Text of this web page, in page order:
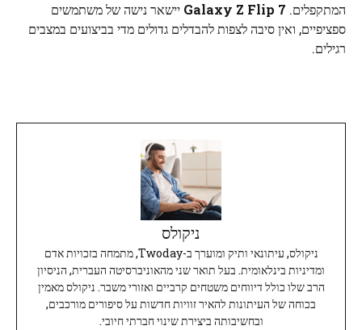
המתקפלים. Galaxy Z Flip 7 יישאר נישה של משתמשים
ספציפיים, ואין סיבה לצפות להבדלים גדולים מדי בביצועים במצבים
רגילים.
ניקולס
ניקולס, עיתונאי ותיק ומוערך ב-Twoday, מתמחה בזכויות אדם
ומדיניות בינלאומית. בעל תואר שני מהאוניברסיטה העברית, הניסיון
הרב שלו כולל דיווחים משטחים קרביים ואזורי משבר. ניקולס מאמין
בכוחה של העיתונות להאיר זוויות חדשות על סיפורים מורכבים,
ובחשיבותה ביצירת שינוי חברתי חיובי.